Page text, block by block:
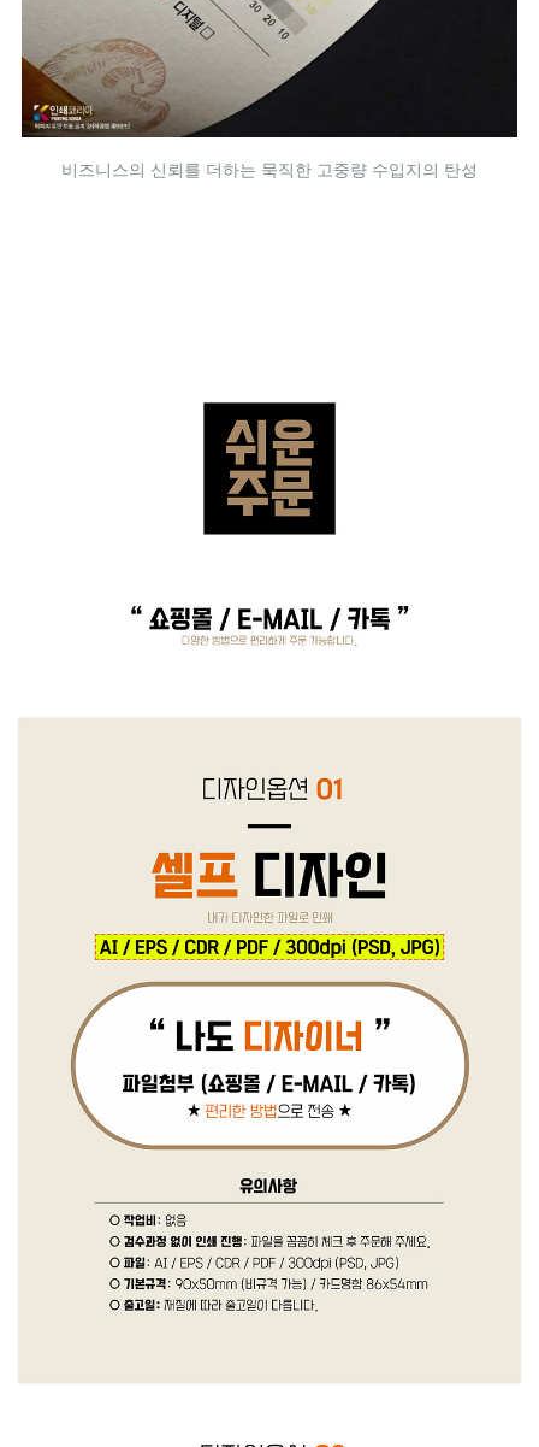
비즈니스의 신뢰를 더하는 묵직한 고중량 수입지의 탄성